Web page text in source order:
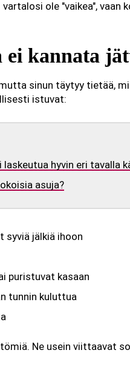
ole "vaikea", vaan
kannata
sinun täytyy tietää,
istuvat:
hyvin eri tavalla
asuja?
syviä jälkiä ihoon
puristuvat kasaan
tunnin kuluttua
Ne usein viittaavat